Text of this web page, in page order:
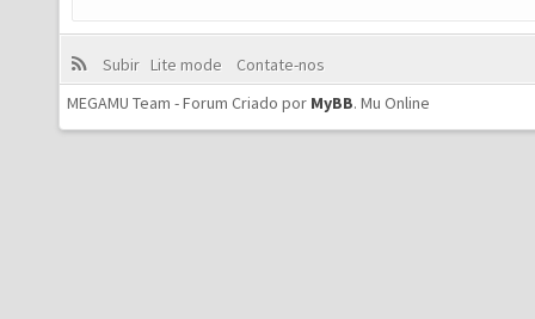
Subir Lite mode
Contate-nos
MEGAMU Team - Forum Criado por MyBB. Mu Online